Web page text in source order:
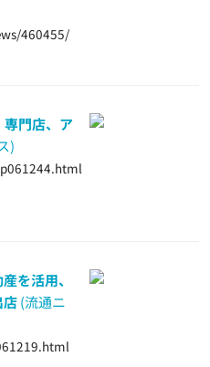
460455/
門店、ア
)
を活用、
店(流通ニ